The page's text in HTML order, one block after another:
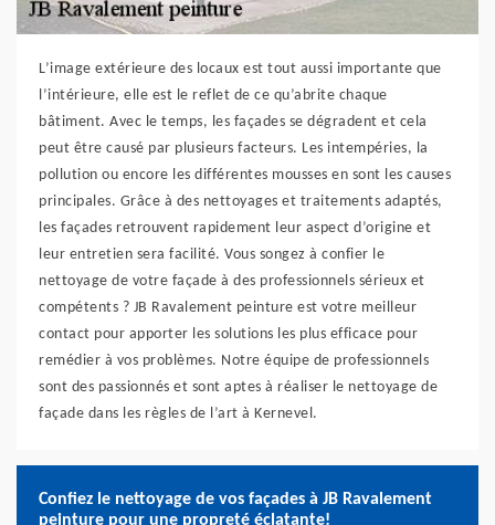
L’image extérieure des locaux est tout aussi importante que
l’intérieure, elle est le reflet de ce qu’abrite chaque
bâtiment. Avec le temps, les façades se dégradent et cela
peut être causé par plusieurs facteurs. Les intempéries, la
pollution ou encore les différentes mousses en sont les causes
principales. Grâce à des nettoyages et traitements adaptés,
les façades retrouvent rapidement leur aspect d’origine et
leur entretien sera facilité. Vous songez à confier le
nettoyage de votre façade à des professionnels sérieux et
compétents ? JB Ravalement peinture est votre meilleur
contact pour apporter les solutions les plus efficace pour
remédier à vos problèmes. Notre équipe de professionnels
sont des passionnés et sont aptes à réaliser le nettoyage de
façade dans les règles de l’art à Kernevel.
Confiez le nettoyage de vos façades à JB Ravalement
peinture pour une propreté éclatante!